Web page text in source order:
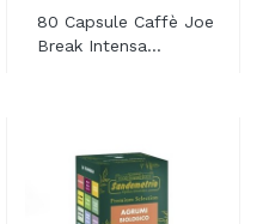
80 Capsule Caffè Joe
Break Intensa...